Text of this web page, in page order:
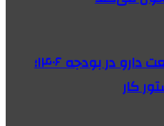
تسویه بدهی‌های صنعت دارو در بودجه ۱۴۰۶؛
کار